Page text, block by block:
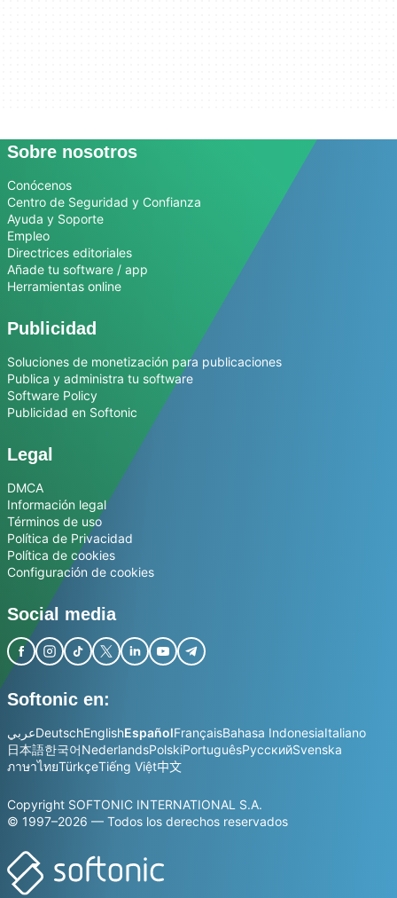
Sobre nosotros
Conócenos
Centro de Seguridad y Confianza
Ayuda y Soporte
Empleo
Directrices editoriales
Añade tu software / app
Herramientas online
Publicidad
Soluciones de monetización para publicaciones
Publica y administra tu software
Software Policy
Publicidad en Softonic
Legal
DMCA
Información legal
Términos de uso
Política de Privacidad
Política de cookies
Configuración de cookies
Social media
Softonic en:
عربيDeutschEnglishEspañolFrançaisBahasa IndonesiaItaliano
日本語한국어NederlandsPolskiPortuguêsРусскийSvenska
ภาษาไทยTürkçeTiếng Việt中文
Copyright SOFTONIC INTERNATIONAL S.A.
© 1997–2026 — Todos los derechos reservados